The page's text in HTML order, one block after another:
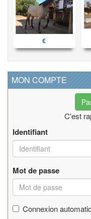
€
MON COMPTE
C'est
Identifiant
Mot de passe
Connexion